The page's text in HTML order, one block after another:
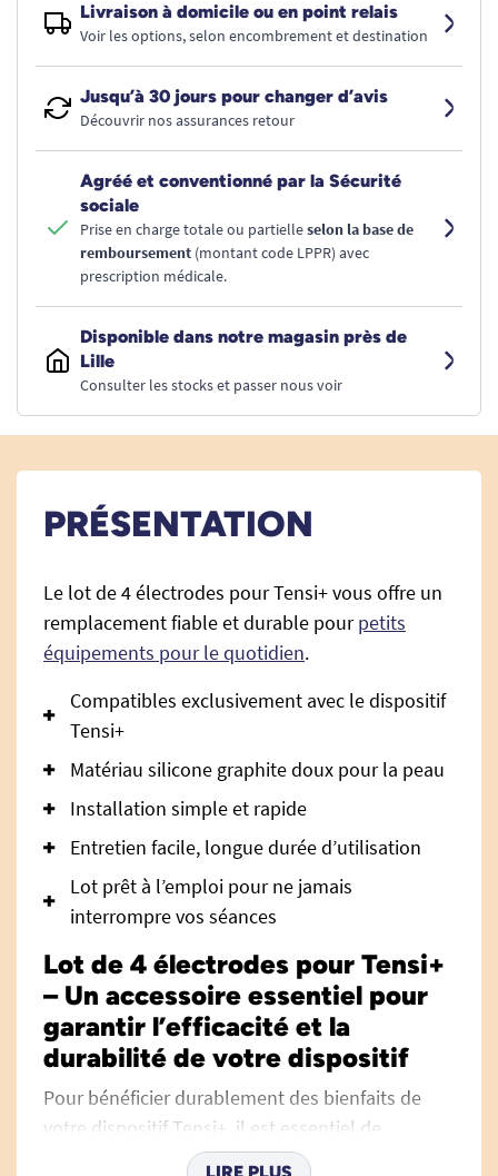
Livraison à domicile ou en point relais
Voir les options, selon encombrement et destination
Jusqu’à 30 jours pour changer d’avis
Découvrir nos assurances retour
Agréé et conventionné par la Sécurité
sociale
Prise en charge totale ou partielleselon la base de
remboursement (montant code LPPR) avec
prescription médicale.
Disponible dans notre magasin près de
Lille
Consulter les stocks et passer nous voir
PRÉSENTATION
Le lot de 4 électrodes pour Tensi+ vous offre un
remplacement fiable et durable pourpetits
équipements pour le quotidien.
Compatibles exclusivement avec le dispositif
Tensi+
Matériau silicone graphite doux pour la peau
Installation simple et rapide
Entretien facile, longue durée d’utilisation
Lot prêt à l’emploi pour ne jamais
interrompre vos séances
Lot de 4 électrodes pour Tensi+
– Un accessoire essentiel pour
garantir l’efficacité et la
durabilité de votre dispositif
Pour bénéficier durablement des bienfaits de
votre dispositif Tensi+, il est essentiel de
disposer d’électrodes de remplacement fiables,